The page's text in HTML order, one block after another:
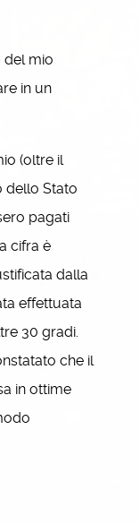
del mio
in un
(oltre il
dello Stato
pagati
cifra è
dalla
effettuata
30 gradi.
che il
in ottime